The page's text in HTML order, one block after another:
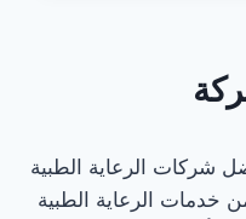
شركات الرعاية الطبية
خدمات الرعاية الطبية